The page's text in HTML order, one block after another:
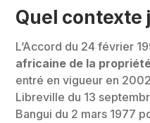
Quel contexte
L’Accord du 24 février
africaine de la
entré en vigueur en
Libreville du 13
Bangui du 2 mars 1977